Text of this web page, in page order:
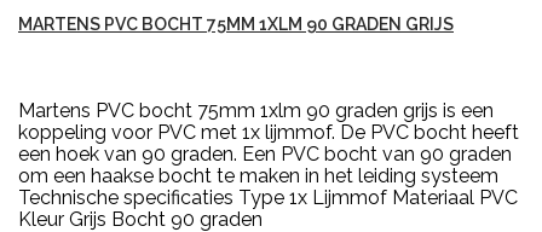
MARTENS PVC BOCHT 75MM 1XLM 90 GRADEN GRIJS
Martens PVC bocht 75mm 1xlm 90 graden grijs is een
koppeling voor PVC met 1x lijmmof. De PVC bocht heeft
een hoek van 90 graden. Een PVC bocht van 90 graden
om een haakse bocht te maken in het leiding systeem
Technische specificaties Type 1x Lijmmof Materiaal PVC
Kleur Grijs Bocht 90 graden